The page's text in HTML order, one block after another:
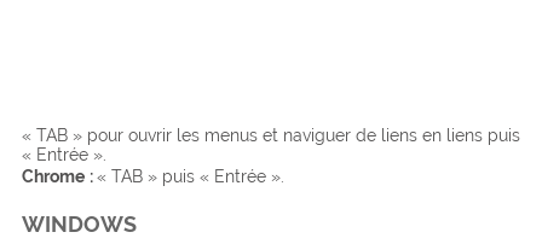
« TAB » pour ouvrir les menus et naviguer de liens en liens puis
« Entrée ».
Chrome :« TAB » puis « Entrée ».
WINDOWS